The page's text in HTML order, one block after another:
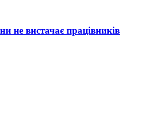
не вистачає працівників